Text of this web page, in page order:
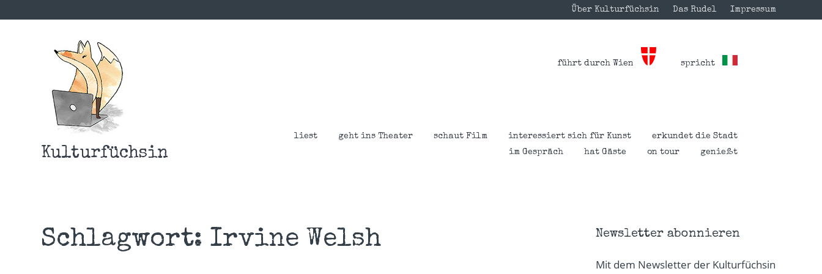
Über Kulturfüchsin Das Rudel Impressum
Kulturfüchsin
führt durch Wien spricht
liest geht ins Theater schaut Film interessiert sich für Kunst
erkundet die Stadt
im Gespräch
hat Gäste on tour genießt
Schlagwort: Irvine Welsh Newsletter abonnieren
Mit dem Newsletter der Kulturfüchsin